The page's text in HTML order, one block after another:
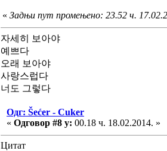
« Задњи пут промењено: 23.52 ч.
자세히 보아야
예쁘다
오래 보아야
사랑스럽다
너도 그렇다
Одг: Šećer - Cuker
« Одговор #8 у: 00.18 ч. 18.02.2014. »
Цитат